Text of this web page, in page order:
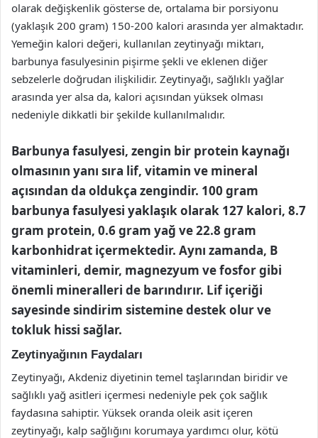
olarak değişkenlik gösterse de, ortalama bir porsiyonu
(yaklaşık 200 gram) 150-200 kalori arasında yer almaktadır.
Yemeğin kalori değeri, kullanılan zeytinyağı miktarı,
barbunya fasulyesinin pişirme şekli ve eklenen diğer
sebzelerle doğrudan ilişkilidir. Zeytinyağı, sağlıklı yağlar
arasında yer alsa da, kalori açısından yüksek olması
nedeniyle dikkatli bir şekilde kullanılmalıdır.
Barbunya fasulyesi, zengin bir protein kaynağı
olmasının yanı sıra lif, vitamin ve mineral
açısından da oldukça zengindir. 100 gram
barbunya fasulyesi yaklaşık olarak 127 kalori, 8.7
gram protein, 0.6 gram yağ ve 22.8 gram
karbonhidrat içermektedir. Aynı zamanda, B
vitaminleri, demir, magnezyum ve fosfor gibi
önemli mineralleri de barındırır. Lif içeriği
sayesinde sindirim sistemine destek olur ve
tokluk hissi sağlar.
Zeytinyağının Faydaları
Zeytinyağı, Akdeniz diyetinin temel taşlarından biridir ve
sağlıklı yağ asitleri içermesi nedeniyle pek çok sağlık
faydasına sahiptir. Yüksek oranda oleik asit içeren
zeytinyağı, kalp sağlığını korumaya yardımcı olur, kötü